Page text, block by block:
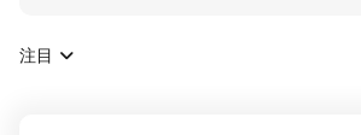
注目